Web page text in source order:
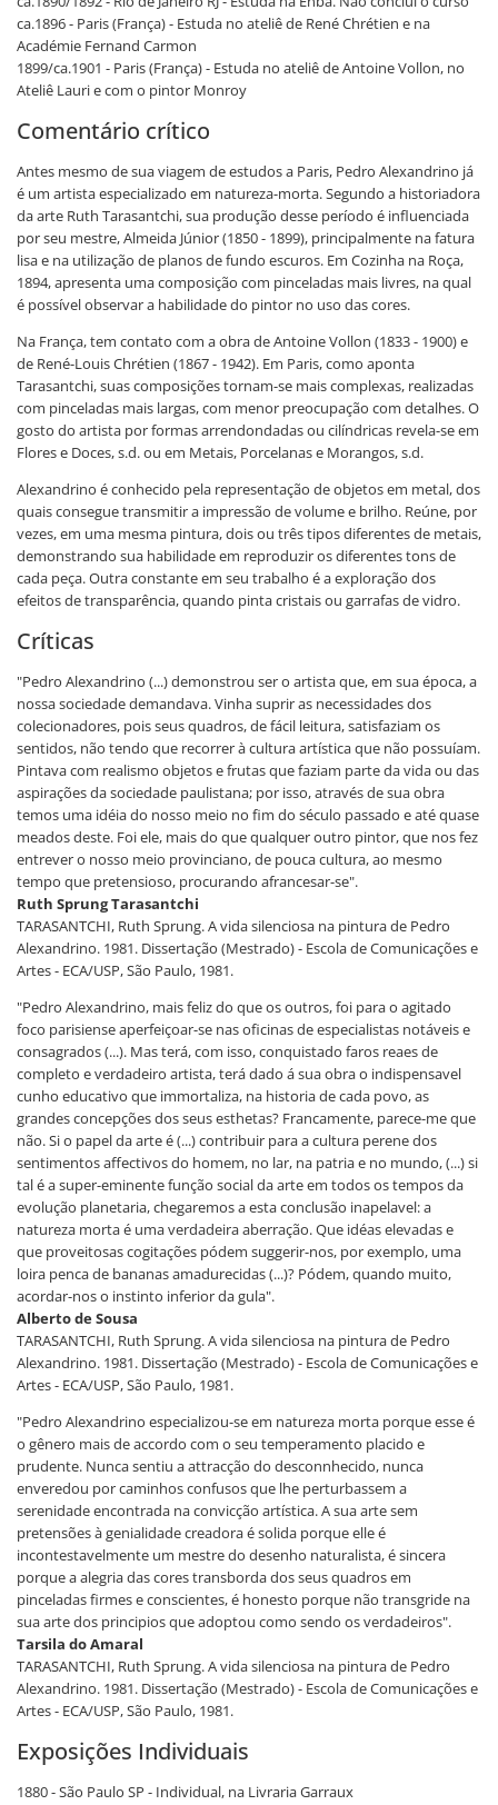
ca.1896 - Paris (França) - Estuda no ateliê de René Chrétien e na
Académie Fernand Carmon
1899/ca.1901 - Paris (França) - Estuda no ateliê de Antoine Vollon, no
Ateliê Lauri e com o pintor Monroy
Comentário crítico
Antes mesmo de sua viagem de estudos a Paris, Pedro Alexandrino já
é um artista especializado em natureza-morta. Segundo a historiadora
da arte Ruth Tarasantchi, sua produção desse período é influenciada
por seu mestre, Almeida Júnior (1850 - 1899), principalmente na fatura
lisa e na utilização de planos de fundo escuros. Em Cozinha na Roça,
1894, apresenta uma composição com pinceladas mais livres, na qual
é possível observar a habilidade do pintor no uso das cores.
Na França, tem contato com a obra de Antoine Vollon (1833 - 1900) e
de René-Louis Chrétien (1867 - 1942). Em Paris, como aponta
Tarasantchi, suas composições tornam-se mais complexas, realizadas
com pinceladas mais largas, com menor preocupação com detalhes. O
gosto do artista por formas arrendondadas ou cilíndricas revela-se em
Flores e Doces, s.d. ou em Metais, Porcelanas e Morangos, s.d.
Alexandrino é conhecido pela representação de objetos em metal, dos
quais consegue transmitir a impressão de volume e brilho. Reúne, por
vezes, em uma mesma pintura, dois ou três tipos diferentes de metais,
demonstrando sua habilidade em reproduzir os diferentes tons de
cada peça. Outra constante em seu trabalho é a exploração dos
efeitos de transparência, quando pinta cristais ou garrafas de vidro.
Críticas
"Pedro Alexandrino (...) demonstrou ser o artista que, em sua época, a
nossa sociedade demandava. Vinha suprir as necessidades dos
colecionadores, pois seus quadros, de fácil leitura, satisfaziam os
sentidos, não tendo que recorrer à cultura artística que não possuíam.
Pintava com realismo objetos e frutas que faziam parte da vida ou das
aspirações da sociedade paulistana; por isso, através de sua obra
temos uma idéia do nosso meio no fim do século passado e até quase
meados deste. Foi ele, mais do que qualquer outro pintor, que nos fez
entrever o nosso meio provinciano, de pouca cultura, ao mesmo
tempo que pretensioso, procurando afrancesar-se".
Ruth Sprung Tarasantchi
TARASANTCHI, Ruth Sprung. A vida silenciosa na pintura de Pedro
Alexandrino. 1981. Dissertação (Mestrado) - Escola de Comunicações e
Artes - ECA/USP, São Paulo, 1981.
"Pedro Alexandrino, mais feliz do que os outros, foi para o agitado
foco parisiense aperfeiçoar-se nas oficinas de especialistas notáveis e
consagrados (...). Mas terá, com isso, conquistado faros reaes de
completo e verdadeiro artista, terá dado á sua obra o indispensavel
cunho educativo que immortaliza, na historia de cada povo, as
grandes concepções dos seus esthetas? Francamente, parece-me que
não. Si o papel da arte é (...) contribuir para a cultura perene dos
sentimentos affectivos do homem, no lar, na patria e no mundo, (...) si
tal é a super-eminente função social da arte em todos os tempos da
evolução planetaria, chegaremos a esta conclusão inapelavel: a
natureza morta é uma verdadeira aberração. Que idéas elevadas e
que proveitosas cogitações pódem suggerir-nos, por exemplo, uma
loira penca de bananas amadurecidas (...)? Pódem, quando muito,
acordar-nos o instinto inferior da gula".
Alberto de Sousa
TARASANTCHI, Ruth Sprung. A vida silenciosa na pintura de Pedro
Alexandrino. 1981. Dissertação (Mestrado) - Escola de Comunicações e
Artes - ECA/USP, São Paulo, 1981.
"Pedro Alexandrino especializou-se em natureza morta porque esse é
o gênero mais de accordo com o seu temperamento placido e
prudente. Nunca sentiu a attracção do desconnhecido, nunca
enveredou por caminhos confusos que lhe perturbassem a
serenidade encontrada na convicção artística. A sua arte sem
pretensões à genialidade creadora é solida porque elle é
incontestavelmente um mestre do desenho naturalista, é sincera
porque a alegria das cores transborda dos seus quadros em
pinceladas firmes e conscientes, é honesto porque não transgride na
sua arte dos principios que adoptou como sendo os verdadeiros".
Tarsila do Amaral
TARASANTCHI, Ruth Sprung. A vida silenciosa na pintura de Pedro
Alexandrino. 1981. Dissertação (Mestrado) - Escola de Comunicações e
Artes - ECA/USP, São Paulo, 1981.
Exposições Individuais
1880 - São Paulo SP - Individual, na Livraria Garraux